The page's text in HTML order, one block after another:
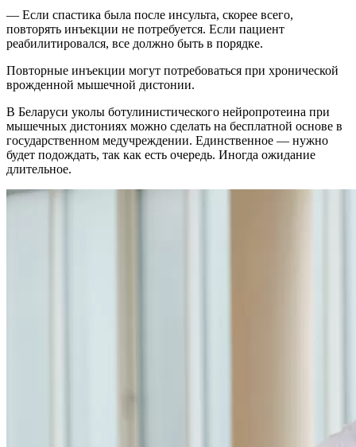
— Если спастика была после инсульта, скорее всего,
повторять инъекции не потребуется. Если пациент
реабилитировался, все должно быть в порядке.
Повторные инъекции могут потребоваться при хронической
врожденной мышечной дистонии.
В Беларуси уколы ботулинистического нейропротеина при
мышечных дистониях можно сделать на бесплатной основе в
государственном медучреждении. Единственное — нужно
будет подождать, так как есть очередь. Иногда ожидание
длительное.